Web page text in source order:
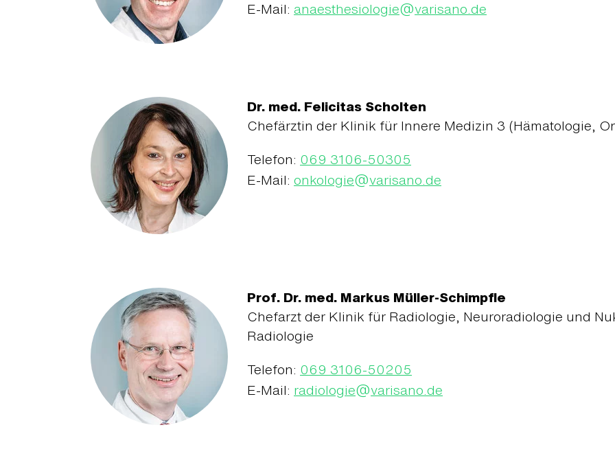
E-Mail: anaesthesiologie@varisano.de
Dr. med. Felicitas Scholten
Chefärztin der Klinik für Innere Medizin 3 (Hämatologie,
Telefon: 069 3106-50305
E-Mail: onkologie@varisano.de
Prof. Dr. med. Markus Müller-Schimpfle
Chefarzt der Klinik für Radiologie, Neuroradiologie und
Radiologie
Telefon: 069 3106-50205
E-Mail: radiologie@varisano.de